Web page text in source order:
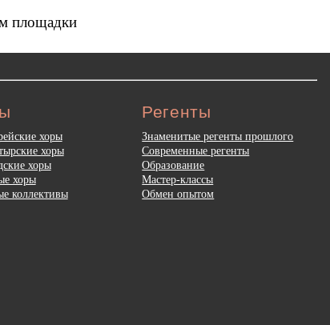
площадки
хоры
хоры
хоры
хоры
коллективы
Регенты
Знаменитые регенты прошлого
Современные регенты
Образование
Мастер-классы
Обмен опытом